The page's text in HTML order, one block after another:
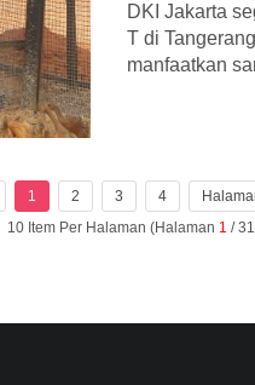
DKI Jakarta
T di
manfaatkan
1 2 3 4
10 Item Per Halaman (Halaman 1 /